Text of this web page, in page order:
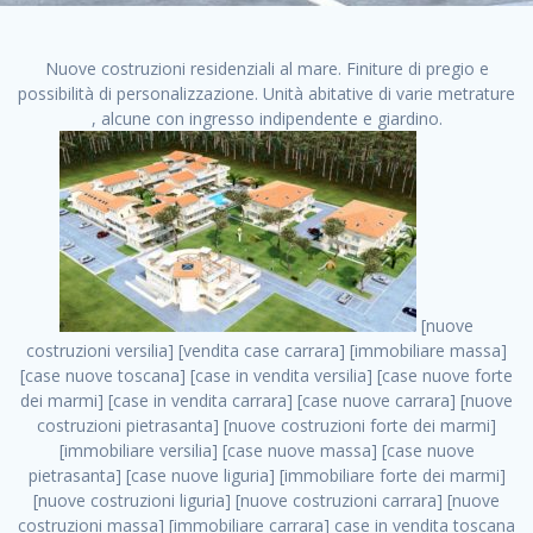
Nuove costruzioni residenziali al mare. Finiture di pregio e
possibilità di personalizzazione. Unità abitative di varie metrature
, alcune con ingresso indipendente e giardino.
[nuove costruzioni versilia] [vendita case carrara] [immobiliare massa] [case nuove toscana] [case in vendita versilia] [case nuove forte dei marmi] [case in vendita carrara] [case nuove carrara] [nuove costruzioni pietrasanta] [nuove costruzioni forte dei marmi] [immobiliare versilia] [case nuove massa] [case nuove pietrasanta] [case nuove liguria] [immobiliare forte dei marmi] [nuove costruzioni liguria] [nuove costruzioni carrara] [nuove costruzioni massa] [immobiliare carrara] case in vendita toscana [immobiliare liguria] [case in vendita massa] [vendita case massa] [vendita case versilia] [nuove costruzioni toscana] [immobiliare pietrasanta] [immobiliare toscana] [case nuove versilia] nuove costruzioni case nuove in vendita case nuove case in costruzione case nuova costruzione appartamenti nuova costruzione case in vendita nuove costruzioni terreno edificabile nuove costruzioni milano marina di carrara carrara massa massa carrara toscana versilia case in vendita a milano case in vendita a roma appartamenti nuovi in vendita vendita case milano case in vendita torino case in vendita milano case di nuova costruzione nuove costruzioni roma case in vendita roma , nuove costruzioni firenze vendita . vendita case roma vendita case torino villette nuova costruzione vendita case privati cerco casa milano vendita case impresa edile vendita case genova vendita immobili vendita case nuove cerco casa ville nuova costruzione annunci case in vendita case in vendita nuova costruzione nuove case in vendita case in vendita da privati villette a schiera cerco casa in vendita case in affitto vendita nuove costruzioni costruire case affitto affitto negozio milano cerco casa roma cerco casa nuova costruzione appartamenti in costruzione, nuove costruzioni firenze vendita . case nuove vendita case in vendita nuove case nuove milano nuove costruzioni morena case in vendita costruzioni case case in vendita tor vergata nuova annunci vendita case case in vendita milano centro, nuove costruzioni firenze vendita . vendita case nuova costruzione case in vendita privati agenzia immobiliare appartamenti di nuova costruzione ville in costruzione case in vendita a opera nuova costruzione nuove costruzioni torino, nuove costruzioni firenze vendita . appartamenti nuovi impresa edile roma trova casa costruzioni nuove appartamenti in affitto cantieri in costruzione, nuove costruzioni firenze vendita . immobiliare nuove costruzioni case in vendita dragona appartamenti in vendita siti vendita case case in vendita roma nord nuovi costruzioni ville nuove in vendita nuove costruzioni in vendita trovocasa cerco casa affitto villette in vendita nuove costruzioni immobiliari nuove costruzioni bologna toscano immobiliare palermo nuovi appartamenti vendita case dragona nuova costruzione case in vendita villaggio prenestino, nuove costruzioni firenze vendita . case in vendita dal costruttore imprese edili torino nuove costruzioni firenze immobiliare case nuove in costruzione toscano immobiliare milano, nuove costruzioni firenze vendita . casanuova case in vendita acilia dragona case in vendita di nuova costruzione case in vendita da costruttore nuove costruzioni eur case e cantieri appartamenti in vendita nuova costruzione case in vendita a dragona roma case in vendita nuove case in costruzione porta portese immobiliare appartamenti cerco casa disperatamente case in vendita torresina cascine in vendita vendita immobili roma, nuove costruzioni firenze vendita . milano nuove costruzioni morena case in vendita costruzioni edili nuove costruzioni catania visure catastali on line gratis nuove costruzioni monza case in costruzione milano, nuove costruzioni firenze vendita . nuove costruzioni boccea vendita immobili milano attico immobiliare roma vendita imprese edili bergamo impresa edile bologna case in vendita a classe appartamento nuovo nuove costruzioni pietralata case costruzione case in vendita roma sud nuove costruzioni residenziali a milano appartamenti nuova costruzione milano case in vendita boccea case in vendita morena nuove costruzioni vendita immobili privati, nuove costruzioni firenze vendita . comprare casa nuova costruzione case in vendita con leasing case in vendita ostia antica case nuova costruzione milano appartamenti nuovi milano case nuove roma nuove costruzioni bari edilizia convenzionata case in vendita a tortona villaggio prenestino case in vendita toscano immobiliare professione casa nuove costruzioni parma impresa costruzioni nuove case nuove costruzioni bergamo vendita immobili torino ville di nuova costruzione solo affitti appartamento nuovo in vendita appartamenti nuova costruzione roma case nuova costruzione roma, nuove costruzioni firenze vendita . nuove costruzioni a milano case in costruzione roma impresa di costruzioni grimaldi immobiliare costruzioni villetta nuova costruzione case in vendita da imprese edili cerco casa a acquisto casa in costruzione nuove costruzioni mare costruzioni immobiliari cantieri nuove costruzioni acquisto casa nuova costruzione nuove costruzioni padova comprare casa in costruzione impresa edile napoli nuove costruzioni pescara casa risorse immobiliari, nuove costruzioni firenze vendita . immobili in costruzione villette nuove villette nuove in vendita gabetti imprese edili verona nuove costruzioni milano sud nuovi immobili nuove costruzioni legnano, nuove costruzioni firenze vendita . cantieri nuove costruzioni milano villa nuova case vendita nuove costruzioni appartamenti in vendita nuovi immobili nuovi costruttori case imprese edili brescia nuovi appartamenti milano case in vendita selva nera casa nuova retecasa case nuova costruzione in vendita monolocale imprese edili firenze imprese edili padova frimm vendita case dragona nuove costruzioni vendita imprese edili parma imprese di costruzioni milano immobiliare toscano frimm immobiliare roma case case dal costruttore acquisto terreno agricolo imprese edili italiane roma vende casa case nuove a milano nuove costruzioni a roma imprese costruzioni roma cerco casa nuova immobili di nuova costruzione case in vendita castelverde roma impresa edile palermo rent to buy roma nuove costruzioni, nuove costruzioni firenze vendita . tempocasa case in vendita a riscatto nuove costruzioni varese nuove costruzioni bolzano vendita case in costruzione nuove costruzioni lecce cantiere milano costruire villa imprese edili treviso impresa edile catania case in vendita roma tiburtina vendita appartamenti nuova costruzione vendita immobili commerciali case nuove in vendita milano nuove costruzioni seregno cerca casa vendita cerco casa milano vendita nuove costruzioni milano ovest vendita case nuove milano imprese edili modena nuove costruzioni milano centro case in vendita aranova nuove abitazioni, nuove costruzioni firenze vendita ., nuove costruzioni firenze vendita . nuove costruzioni brescia nuove costruzioni como appartamenti nuovi in vendita a milano case in vendita bologna nuove costruzioni appartamenti in vendita milano nuova costruzione imprese edili como morena nuove costruzioni nuove costruzioni case vendita appartamenti nuovi nuove costruzioni salerno eurekasa villette in costruzione bilocali nuovi case nuove in vendita a roma case in vendita con permuta nuove costruzioni trento impresa edile varese imprese costruzioni milano imprese edili venezia case in vendita prenestina imprese edili spa nuove costruzioni gallarate roma nuove costruzioni case in nuova costruzione nuovi case nuove in vendita a milano nuove costruzioni loano nuovi cantieri milano imprese edili novara case in vendita roma est imprese di costruzioni roma appartamenti in costruzione milano nuovi cantieri cerco casa vendita milano nuove costruzioni brugherio vendita case da imprese edili imprese edili udine nuove costruzioni direttamente dal costruttore imprese edili vicenza case in vendita a loano nuova costruzione nuove villette prezzi case nuove case in vendita in costruzione compravendita terreno agricolo cantiere, nuove costruzioni firenze vendita . case in vendita milano navigli costruzione nuova casa costruzioni nuove milano nuove costruzioni roma rent to buy nuove costruzioni taranto palazzo in costruzione vendita appartamenti nuova costruzione milano centro costruzioni milano case in vendita milano nuove costruzioni case in vendita milano sud impresa edile como case nuove a roma boccea case in vendita imprese edili trento nuove costruzioni buccinasco case in costruzione a milano nuove costruzioni ripamonti case in vendita a salerno nuove costruzioni nuove residenze milano case nuove vendita milano nuove costruzioni milano nord nuove costruzioni livorno vendita nuove costruzioni roma nuove costruzioni liguria costruzioni roma cerco casa roma vendita nuove costruzioni classe a impresa edile rimini nuovi annunci case in vendita nuove costruzioni magenta todini costruzioni case grezze in vendita vendita appartamenti nuovi milano case in vendita gallaratese milano nuove costruzioni arezzo, nuove costruzioni firenze vendita . case in vendita castelverde case nuove dal costruttore nuovo appartamento nuove costruzioni desenzano imprese edili lombardia imprese edili veneto appartamenti in costruzione roma case vendita pescara nuove costruzioni case in vendita ad acilia imprese edili verona e provincia nuove costruzioni desio appartamenti classe a milano firenze nuove costruzioni pirelli re immobiliare grandi imprese di costruzioni case in vendita torresina roma case in vendita navigli milano nuove costruzioni roma centro nuovecostruzioni appartamenti nuovi a milano impresa edile ancona nuove residenze dr